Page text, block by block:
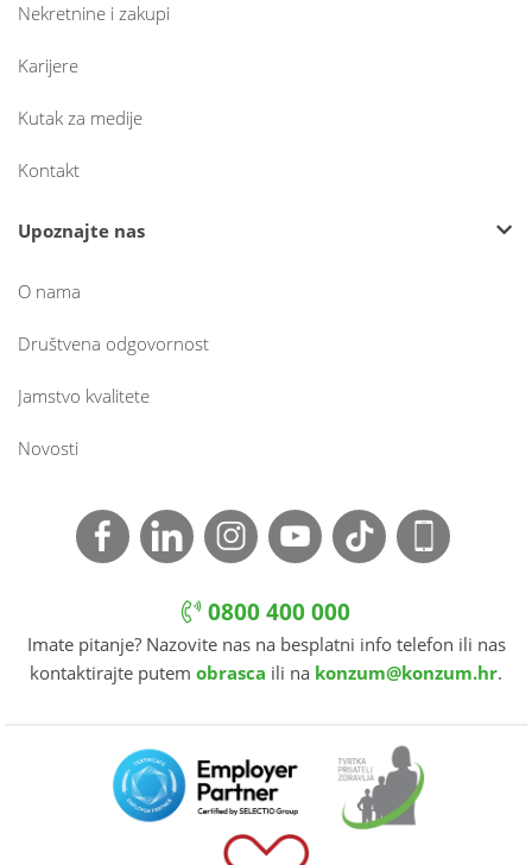
Nekretnine i zakupi
Karijere
Kutak za medije
Kontakt
Upoznajte nas
O nama
Društvena odgovornost
Jamstvo kvalitete
Novosti
0800 400 000
Imate pitanje? Nazovite nas na besplatni info telefon ili nas
kontaktirajte putem obrasca ili na konzum@konzum.hr.